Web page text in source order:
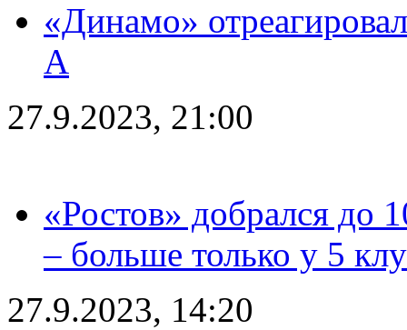
«Динамо»
А
27.9.2023, 21:00
«Ростов» добрался до
– больше только у 5
27.9.2023, 14:20